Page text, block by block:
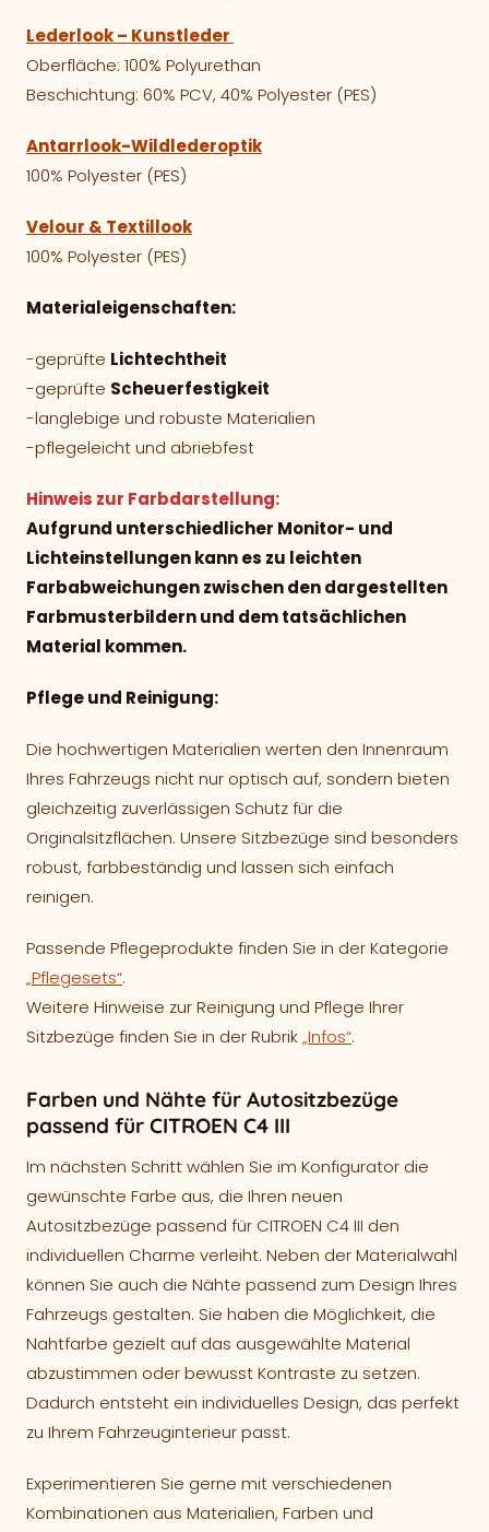
Lederlook – Kunstleder
Oberfläche: 100% Polyurethan
Beschichtung: 60% PCV, 40% Polyester (PES)
Antarrlook-Wildlederoptik
100% Polyester (PES)
Velour & Textillook
100% Polyester (PES)
Materialeigenschaften:
-geprüfte Lichtechtheit
-geprüfte Scheuerfestigkeit
-langlebige und robuste Materialien
-pflegeleicht und abriebfest
Hinweis zur Farbdarstellung:
Aufgrund unterschiedlicher Monitor- und
Lichteinstellungen kann es zu leichten
Farbabweichungen zwischen den dargestellten
Farbmusterbildern und dem tatsächlichen
Material kommen.
Pflege und Reinigung:
Die hochwertigen Materialien werten den Innenraum
Ihres Fahrzeugs nicht nur optisch auf, sondern bieten
gleichzeitig zuverlässigen Schutz für die
Originalsitzflächen. Unsere Sitzbezüge sind besonders
robust, farbbeständig und lassen sich einfach
reinigen.
Passende Pflegeprodukte finden Sie in der Kategorie
„Pflegesets“.
Weitere Hinweise zur Reinigung und Pflege Ihrer
Sitzbezüge finden Sie in der Rubrik„Infos“.
Farben und Nähte für Autositzbezüge
passend für CITROEN C4 III
Im nächsten Schritt wählen Sie im Konfigurator die
gewünschte Farbe aus, die Ihren neuen
Autositzbezüge passend für CITROEN C4 III den
individuellen Charme verleiht. Neben der Materialwahl
können Sie auch die Nähte passend zum Design Ihres
Fahrzeugs gestalten. Sie haben die Möglichkeit, die
Nahtfarbe gezielt auf das ausgewählte Material
abzustimmen oder bewusst Kontraste zu setzen.
Dadurch entsteht ein individuelles Design, das perfekt
zu Ihrem Fahrzeuginterieur passt.
Experimentieren Sie gerne mit verschiedenen
Kombinationen aus Materialien, Farben und